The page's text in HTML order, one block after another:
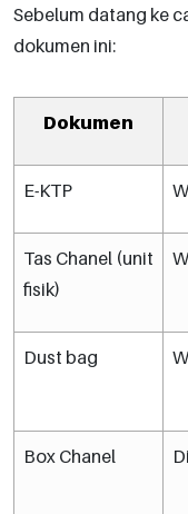
Sebelum datang ke
dokumen ini:
Dokumen
E-KTP
Tas Chanel (unit
fisik)
Dust bag
Box Chanel